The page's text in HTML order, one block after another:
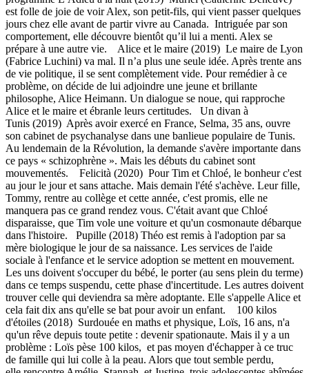
est folle de joie de voir Alex, son petit-fils, qui vient passer quelques
jours chez elle avant de partir vivre au Canada. Intriguée par son
comportement, elle découvre bientôt qu’il lui a menti. Alex se
prépare à une autre vie. Alice et le maire (2019) Le maire de Lyon
(Fabrice Luchini) va mal. Il n’a plus une seule idée. Après trente ans
de vie politique, il se sent complètement vide. Pour remédier à ce
problème, on décide de lui adjoindre une jeune et brillante
philosophe, Alice Heimann. Un dialogue se noue, qui rapproche
Alice et le maire et ébranle leurs certitudes. Un divan à
Tunis (2019) Après avoir exercé en France, Selma, 35 ans, ouvre
son cabinet de psychanalyse dans une banlieue populaire de Tunis.
Au lendemain de la Révolution, la demande s'avère importante dans
ce pays « schizophrène ». Mais les débuts du cabinet sont
mouvementés. Felicità (2020) Pour Tim et Chloé, le bonheur c'est
au jour le jour et sans attache. Mais demain l'été s'achève. Leur fille,
Tommy, rentre au collège et cette année, c'est promis, elle ne
manquera pas ce grand rendez vous. C'était avant que Chloé
disparaisse, que Tim vole une voiture et qu'un cosmonaute débarque
dans l'histoire. Pupille (2018) Théo est remis à l'adoption par sa
mère biologique le jour de sa naissance. Les services de l'aide
sociale à l'enfance et le service adoption se mettent en mouvement.
Les uns doivent s'occuper du bébé, le porter (au sens plein du terme)
dans ce temps suspendu, cette phase d'incertitude. Les autres doivent
trouver celle qui deviendra sa mère adoptante. Elle s'appelle Alice et
cela fait dix ans qu'elle se bat pour avoir un enfant. 100 kilos
d'étoiles (2018) Surdouée en maths et physique, Loïs, 16 ans, n'a
qu'un rêve depuis toute petite : devenir spationaute. Mais il y a un
problème : Loïs pèse 100 kilos, et pas moyen d'échapper à ce truc
de famille qui lui colle à la peau. Alors que tout semble perdu,